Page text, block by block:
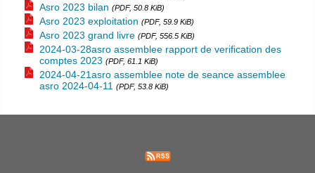
Asro 2023 bilan (PDF, 50.8 KiB)
Asro 2023 exploitation (PDF, 59.9 KiB)
Asro 2023 grand livre (PDF, 556.5 KiB)
2024-03-28asro assemblee rapport de verification des
comptes 2023 (PDF, 61.1 KiB)
2024-04-21asro assemblee note de seance assemblee
asro 2024-04-11 (PDF, 53.8 KiB)